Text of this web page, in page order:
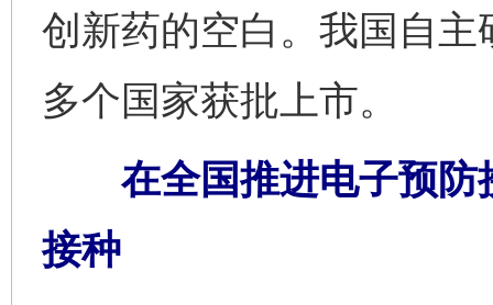
创新药的空白。我国自
多个国家获批上市。
在全国推进电子预防
接种